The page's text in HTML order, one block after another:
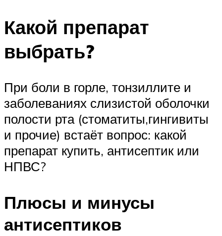
Какой препарат
выбрать?
При боли в горле, тонзиллите и
заболеваниях слизистой оболочки
полости рта (стоматиты,гингивиты
и прочие) встаёт вопрос: какой
препарат купить, антисептик или
НПВС?
Плюсы и минусы
антисептиков